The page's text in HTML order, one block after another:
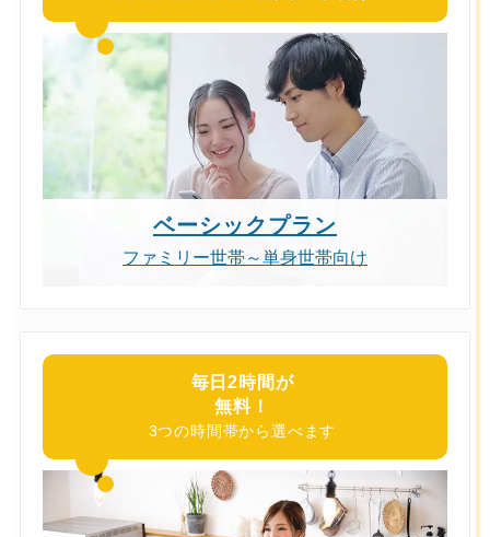
ベーシックプラン
ファミリー世帯～単身世帯向け
毎日2時間が
無料！
3つの時間帯から選べます